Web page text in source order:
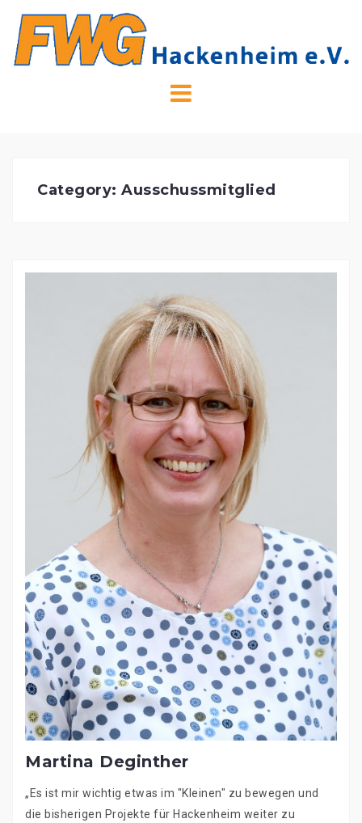
content
Category: Ausschussmitglied
Martina Deginther
„Es ist mir wichtig etwas im "Kleinen" zu bewegen und
die bisherigen Projekte für Hackenheim weiter zu